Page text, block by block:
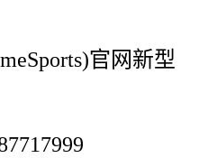
官网新型